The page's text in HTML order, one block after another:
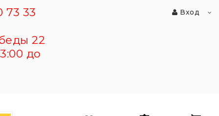
73 33
22
до
Вход